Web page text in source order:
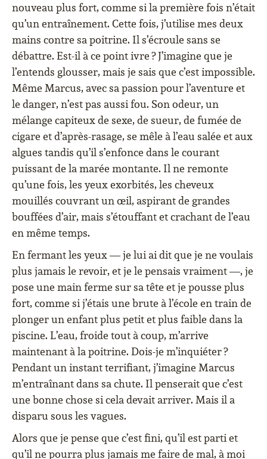
nouveau plus fort, comme si la première fois n’était
qu’un entraînement. Cette fois, j’utilise mes deux
mains contre sa poitrine. Il s’écroule sans se
débattre. Est-il à ce point ivre ? J’imagine que je
l’entends glousser, mais je sais que c’est impossible.
Même Marcus, avec sa passion pour l’aventure et
le danger, n’est pas aussi fou. Son odeur, un
mélange capiteux de sexe, de sueur, de fumée de
cigare et d’après-rasage, se mêle à l’eau salée et aux
algues tandis qu’il s’enfonce dans le courant
puissant de la marée montante. Il ne remonte
qu’une fois, les yeux exorbités, les cheveux
mouillés couvrant un œil, aspirant de grandes
bouffées d’air, mais s’étouffant et crachant de l’eau
en même temps.
En fermant les yeux — je lui ai dit que je ne voulais
plus jamais le revoir, et je le pensais vraiment —, je
pose une main ferme sur sa tête et je pousse plus
fort, comme si j’étais une brute à l’école en train de
plonger un enfant plus petit et plus faible dans la
piscine. L’eau, froide tout à coup, m’arrive
maintenant à la poitrine. Dois-je m’inquiéter ?
Pendant un instant terrifiant, j’imagine Marcus
m’entraînant dans sa chute. Il penserait que c’est
une bonne chose si cela devait arriver. Mais il a
disparu sous les vagues.
Alors que je pense que c’est fini, qu’il est parti et
qu’il ne pourra plus jamais me faire de mal, à moi